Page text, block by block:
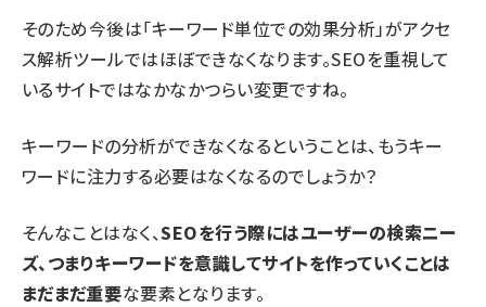
そのため今後は「キーワード単位での効果分析」がアクセ
ス解析ツールではほぼできなくなります。SEOを重視して
いるサイトではなかなかつらい変更ですね。
キーワードの分析ができなくなるということは、もうキー
ワードに注力する必要はなくなるのでしょうか？
そんなことはなく、SEOを行う際にはユーザーの検索ニー
ズ、つまりキーワードを意識してサイトを作っていくことは
まだまだ重要な要素となります。